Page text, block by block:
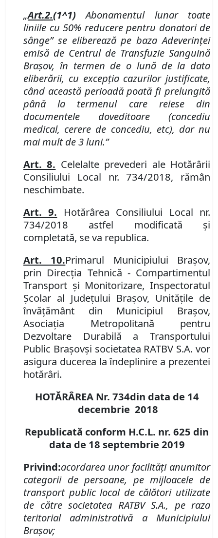
„Art.2.(1^1) Abonamentul lunar toate
liniile cu 50% reducere pentru donatori de
sânge” se eliberează pe bazaAdeverinţei
emisă de Centrul de Transfuzie Sanguină
Braşov, în termen de o lună de la data
eliberării, cu excepţia cazurilor justificate,
când această perioadă poată fi prelungită
până la termenul care reiese din
documentele doveditoare (concediu
medical, cerere de concediu, etc), dar nu
mai mult de 3 luni.”
Art. 8. Celelalte prevederi ale Hotărârii
Consiliului Local nr. 734/2018, rămân
neschimbate.
Art. 9. Hotărârea Consiliului Local nr.
734/2018 astfel modificată şi
completată, se va republica.
Art. 10.Primarul Municipiului Braşov,
prin Direcţia Tehnică -Compartimentul
Transport şi Monitorizare, Inspectoratul
Şcolar al Judeţului Braşov, Unităţile de
învăţământ din Municipiul Braşov,
Asociația Metropolitană pentru
Dezvoltare Durabilă a Transportului
Public Brașovşi societatea RATBV S.A. vor
asigura ducerea la îndeplinire a prezentei
hotărâri.
HOTĂRÂREA Nr. 734din data de 14
decembrie 2018
Republicată conform H.C.L. nr. 625 din
data de 18 septembrie 2019
Privind:acordarea unor facilităţi anumitor
categorii de persoane, pe mijloacele de
transport public local de călători utilizate
de către societatea RATBV S.A., pe raza
teritorial administrativă a Municipiului
Braşov;